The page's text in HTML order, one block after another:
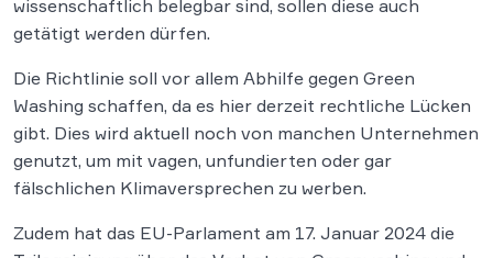
wissenschaftlich belegbar sind, sollen diese auch
getätigt werden dürfen.
Die Richtlinie soll vor allem Abhilfe gegen Green
Washing schaffen, da es hier derzeit rechtliche Lücken
gibt. Dies wird aktuell noch von manchen Unternehmen
genutzt, um mit vagen, unfundierten oder gar
fälschlichen Klimaversprechen zu werben.
Zudem hat das EU-Parlament am 17. Januar 2024 die